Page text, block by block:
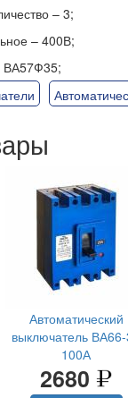
– 3;
– 400В;
ВА57Ф35;
Автоматический
выключатель ВА66-
100А
2680